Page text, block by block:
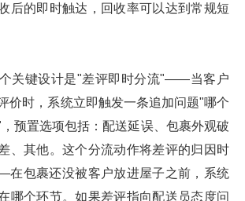
后的即时触达，回收率可以达到常规短
关键设计是"差评即时分流"——当客户
价时，系统立即触发一条追加问题"哪个
预置选项包括：配送延误、包裹外观破
、其他。这个分流动作将差评的归因时
包裹还没被客户放进屋子之前，系统
哪个环节。如果差评指向配送员态度问